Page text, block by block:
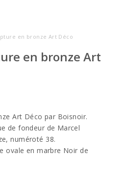
en bronze Art Déco
en bronze Art
Art Déco par Boisnoir.
de fondeur de Marcel
numéroté 38.
ovale en marbre Noir de